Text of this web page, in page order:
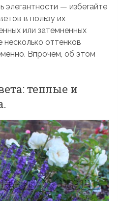
элегантности — избегайте
в пользу их
или затемненных
несколько оттенков
Впрочем, об этом
теплые и